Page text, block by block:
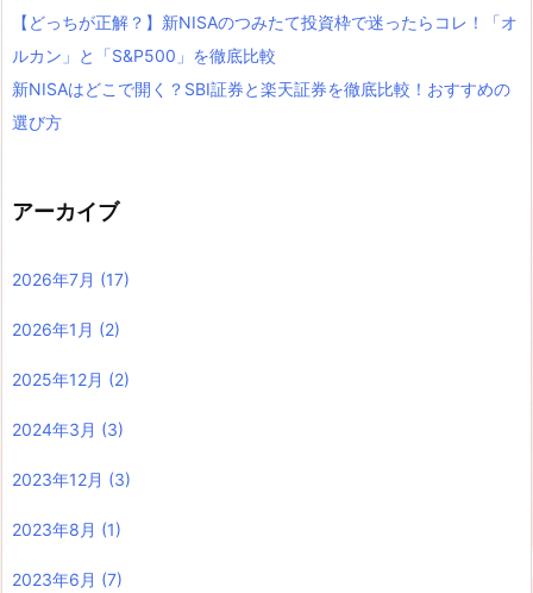
【どっちが正解？】新NISAのつみたて投資枠で迷ったらコレ！「オ
ルカン」と「S&P500」を徹底比較
新NISAはどこで開く？SBI証券と楽天証券を徹底比較！おすすめの
選び方
アーカイブ
2026年7月 (17)
2026年1月 (2)
2025年12月 (2)
2024年3月 (3)
2023年12月 (3)
2023年8月 (1)
2023年6月 (7)